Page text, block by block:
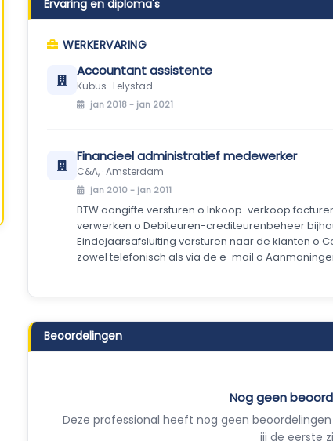
Ervaring en diploma's
WERKERVARING
Accountant assistente
Kubus · Lelystad
jan 2018 - jan 2021
Financieel administratief medewerker
C&A, · Amsterdam
jan 2010 - jan 2011
BTW aangifte versturen o Inkoop-verkoop
verwerken o Debiteuren-crediteurenbeheer
Eindejaarsafsluiting versturen naar de klanten o
zowel telefonisch als via de e-mail o
Beoordelingen
Nog geen
Deze professional heeft nog geen
jij de eerste